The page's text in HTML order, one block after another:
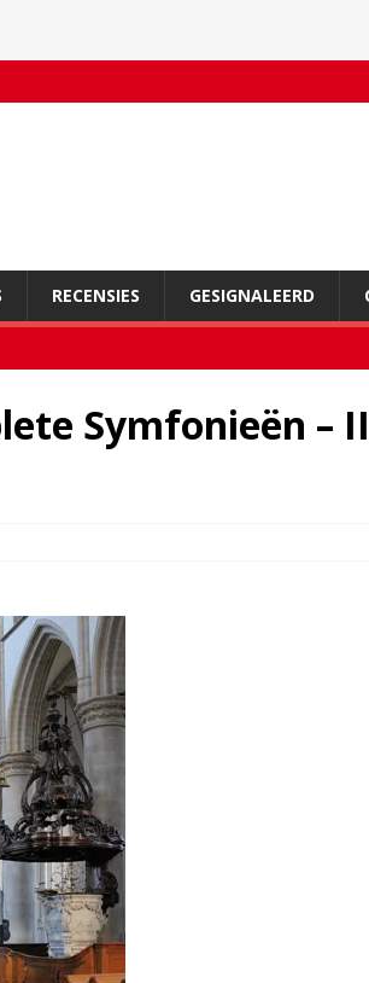
RECENSIES GESIGNALEERD
Symfonieën – II